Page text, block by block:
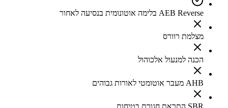
AEB Reverse בלימה אוטונומית בנסיעה לאחור
מצלמת רוורס
הכנה למנעול אלכוהול
AHB מעבר אוטומטי לאורות גבוהים
SBR התראת חגורת בטיחות